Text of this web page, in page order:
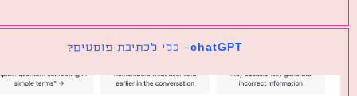
chatGPT- כלי לכתיבת פוסטים?